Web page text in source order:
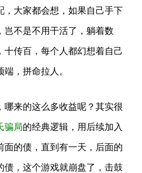
，大家都会想，如果自己手下
岂不是不用干活了，躺着数
十传百，每个人都幻想着自己
，拼命拉人。
哪来的这么多收益呢？其实很
骗局的经典逻辑，用后续加入
面的债，直到有一天，后面的
债，这个游戏就崩盘了，击鼓